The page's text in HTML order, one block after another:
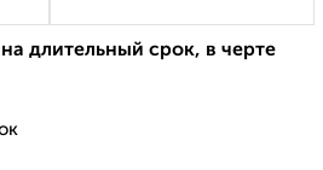
длительный срок, в черте